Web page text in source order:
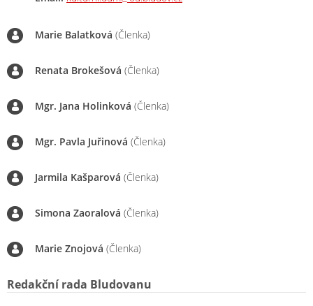
Marie Balatková (Členka)
Renata Brokešová (Členka)
Mgr. Jana Holinková (Členka)
Mgr. Pavla Juřinová (Členka)
Jarmila Kašparová (Členka)
Simona Zaoralová (Členka)
Marie Znojová (Členka)
Redakční rada Bludovanu